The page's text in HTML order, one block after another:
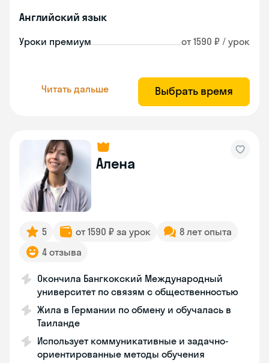
Английский язык
Уроки премиум от 1590 ₽ / урок
Читать дальше Выбрать время
Алена
5 от 1590 ₽ за урок
8 лет опыта
4 отзыва
Окончила Бангкокский Международный
университет по связям с общественностью
Жила в Германии по обмену и обучалась в
Таиланде
Использует коммуникативные и задачно-
ориентированные методы обучения